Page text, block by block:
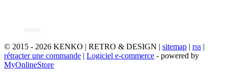
© 2015 - 2026 KENKO | RETRO & DESIGN | sitemap | rss |
rétracter une commande | Logiciel e-commerce - powered by
MyOnlineStore